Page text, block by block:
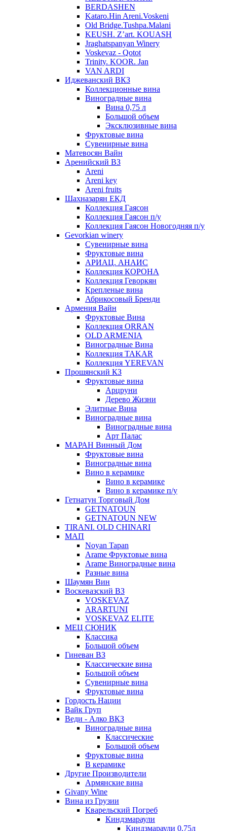
BERDASHEN
Kataro.Hin Areni.Voskeni
Old Bridge.Tushpa.Malani
KEUSH. Z’art. KOUASH
Jraghatspanyan Winery
Voskevaz - Qotot
Trinity. KOOR. Jan
VAN ARDI
Иджеванский ВКЗ
Коллекционные вина
Виноградные вина
Вина 0,75 л
Большой объем
Эксклюзивные вина
Фруктовые вина
Cувенирные вина
Матевосян Вайн
Аренийский ВЗ
Areni
Areni key
Areni fruits
Шахназарян ЕКД
Коллекция Гаясон
Коллекция Гаясон п/у
Коллекция Гаясон Новогодняя п/у
Gevorkian winery
Сувенирные вина
Фруктовые вина
АРИАЦ. АНАИС
Коллекция КОРОНА
Коллекция Геворкян
Крепленые вина
Абрикосовый Бренди
Армения Вайн
Фруктовые Вина
Коллекция ORRAN
OLD ARMENIA
Виноградные Вина
Коллекция TAKAR
Коллекция YEREVAN
Прошянский КЗ
Фруктовые вина
Арцруни
Дерево Жизни
Элитные Вина
Виноградные вина
Виноградные вина
Арт Палас
МАРАН Винный Дом
Фруктовые вина
Виноградные вина
Вино в керамике
Вино в керамике
Вино в керамике п/у
Гетнатун Торговый Дом
GETNATOUN
GETNATOUN NEW
TIRANI. OLD CHINARI
МАП
Noyan Tapan
Arame Фруктовые вина
Arame Виноградные вина
Разные вина
Шаумян Вин
Воскевазский ВЗ
VOSKEVAZ
ARARTUNI
VOSKEVAZ ELITE
МЕЦ СЮНИК
Классика
Большой объем
Гиневан ВЗ
Классические вина
Большой объем
Сувенирные вина
Фруктовые вина
Гордость Нации
Вайк Груп
Веди - Алко ВКЗ
Виноградные вина
Классические
Большой объем
Фруктовые вина
В керамике
Другие Производители
Армянские вина
Givany Wine
Вина из Грузии
Кварельский Погреб
Киндзмараули
Киндзмараули 0,75л